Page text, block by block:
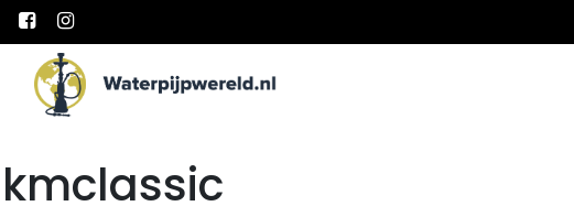
Main Navigation
kmclassic